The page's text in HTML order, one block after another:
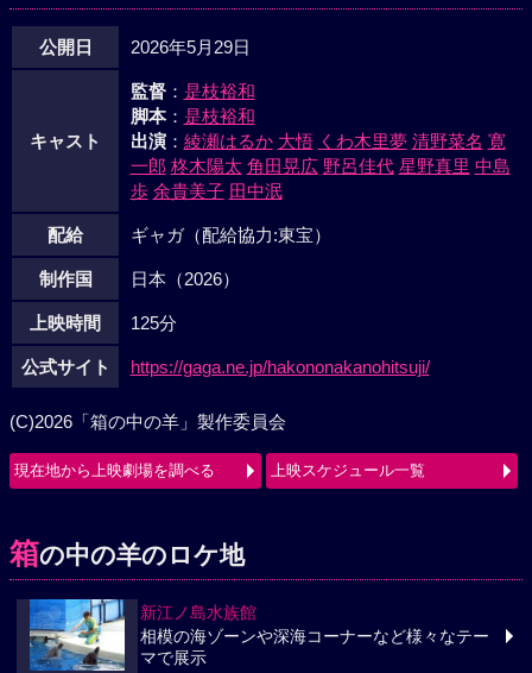
公開日 2026年5月29日
キャスト
監督： 是枝裕和
脚本： 是枝裕和
出演： 綾瀬はるか 大悟 くわ木里夢 清野菜名 寛
一郎 柊木陽太 角田晃広 野呂佳代 星野真里 中島
歩 余貴美子 田中泯
配給 ギャガ（配給協力:東宝）
制作国 日本（2026）
上映時間 125分
公式サイト https://gaga.ne.jp/hakononakanohitsuji/
(C)2026「箱の中の羊」製作委員会
現在地から上映劇場を調べる 上映スケジュール一覧
箱の中の羊のロケ地
新江ノ島水族館
相模の海ゾーンや深海コーナーなど様々なテー
マで展示